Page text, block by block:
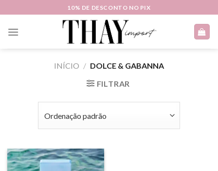
to
content
10% DE DESCONTO NO PIX
INÍCIO / DOLCE & GABANNA
FILTRAR